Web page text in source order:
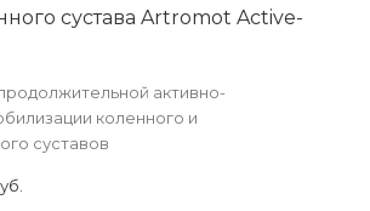
сустава Artromot Active-
активно-
коленного и
суставов